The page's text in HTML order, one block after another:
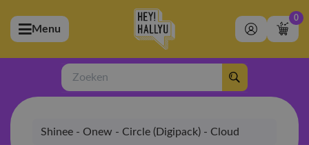
(Artiesten)
(Merchandise)
(Exclusive)
Menu
0
Zoeken
Shinee - Onew - Circle (Digipack) - Cloud